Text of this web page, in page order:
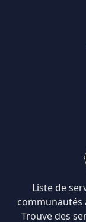
Liste de
communautés
Trouve des